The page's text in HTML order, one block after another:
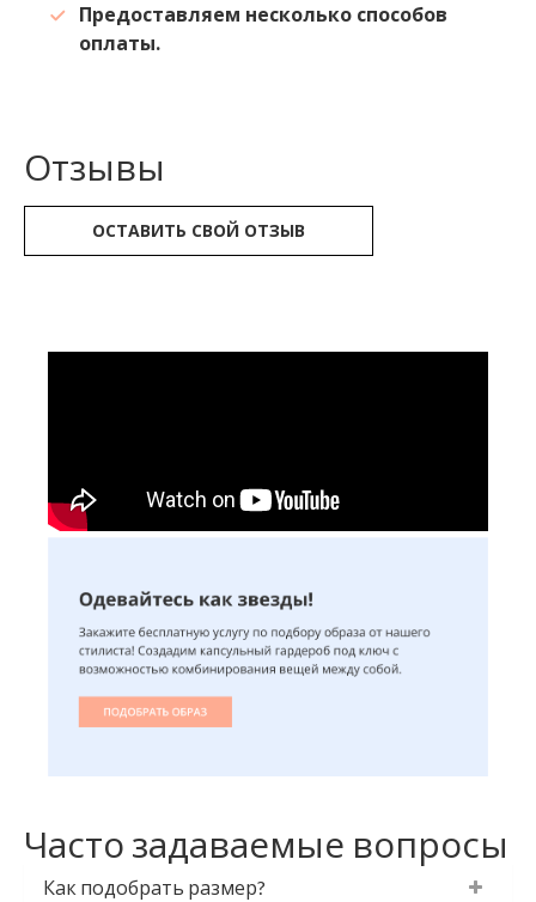
Предоставляем несколько способов
оплаты.
Отзывы
ОСТАВИТЬ СВОЙ ОТЗЫВ
Часто задаваемые вопросы
Как подобрать размер?